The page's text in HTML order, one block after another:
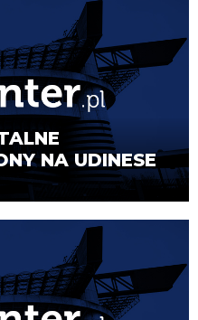
NA UDINESE